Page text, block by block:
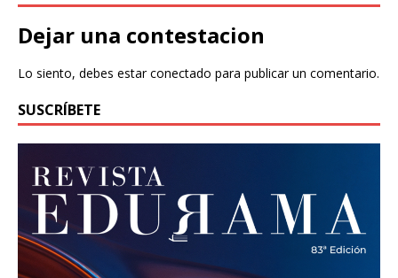
Dejar una contestacion
Lo siento, debes estarconectado para publicar un comentario.
SUSCRÍBETE